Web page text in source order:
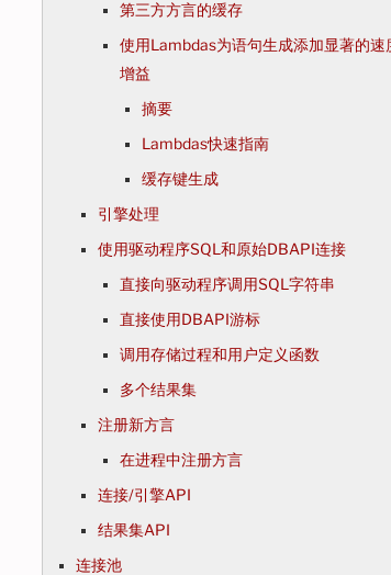
第三方方言的缓存
使用Lambdas为语句生成添加显著的速
增益
摘要
Lambdas快速指南
缓存键生成
引擎处理
使用驱动程序SQL和原始DBAPI连接
直接向驱动程序调用SQL字符串
直接使用DBAPI游标
调用存储过程和用户定义函数
多个结果集
注册新方言
在进程中注册方言
连接/引擎API
结果集API
连接池